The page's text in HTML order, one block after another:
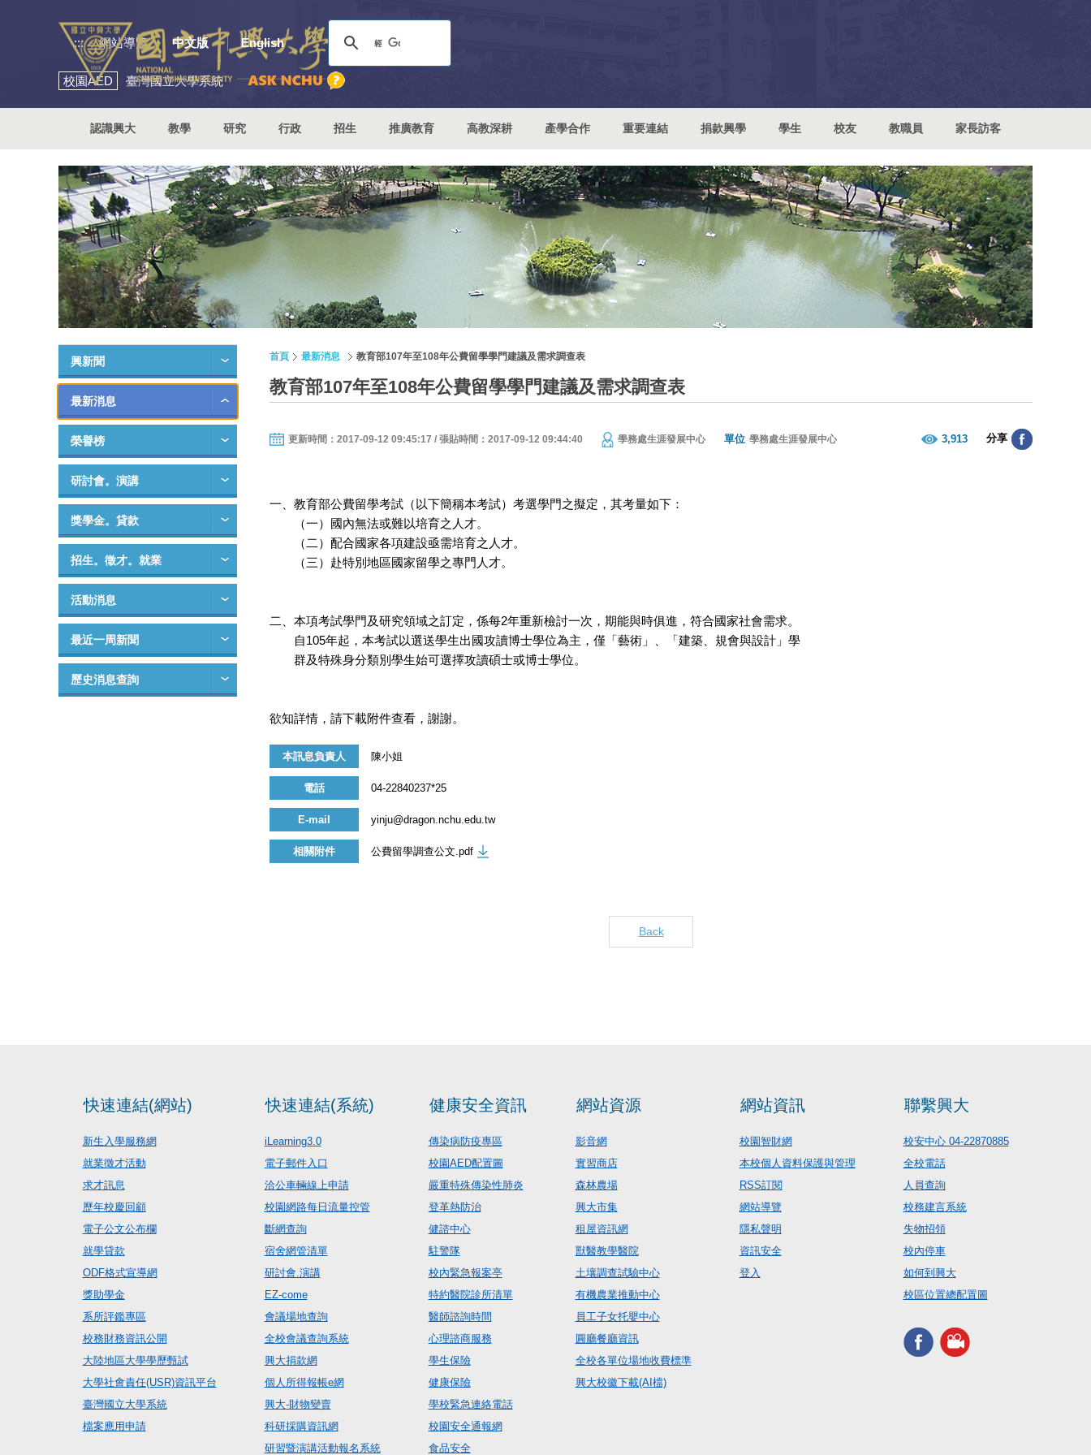
::: 網站導覽 中文版 English
校園AED 臺灣國立大學系統
認識興大 教學 研究 行政 招生 推廣教育 高教深耕 產學合作 重要連結 捐款興學 學生 校友 教職員 家長訪客
興新聞
最新消息
榮譽榜
研討會。演講
獎學金。貸款
招生。徵才。就業
活動消息
最近一周新聞
歷史消息查詢
首頁 最新消息 教育部107年至108年公費留學學門建議及需求調查表
教育部107年至108年公費留學學門建議及需求調查表
更新時間：2017-09-12 09:45:17 / 張貼時間：2017-09-12 09:44:40 學務處生涯發展中心 單位 學務處生涯發展中心 3,913 分享
一、教育部公費留學考試（以下簡稱本考試）考選學門之擬定，其考量如下：
（一）國內無法或難以培育之人才。
（二）配合國家各項建設亟需培育之人才。
（三）赴特別地區國家留學之專門人才。
二、本項考試學門及研究領域之訂定，係每2年重新檢討一次，期能與時俱進，符合國家社會需求。
自105年起，本考試以選送學生出國攻讀博士學位為主，僅「藝術」、「建築、規會與設計」學
群及特殊身分類別學生始可選擇攻讀碩士或博士學位。
欲知詳情，請下載附件查看，謝謝。
本訊息負責人 陳小姐
電話 04-22840237*25
E-mail yinju@dragon.nchu.edu.tw
相關附件 公費留學調查公文.pdf
Back
快速連結(網站)
新生入學服務網
就業徵才活動
求才訊息
歷年校慶回顧
電子公文公布欄
就學貸款
ODF格式宣導網
獎助學金
系所評鑑專區
校務財務資訊公開
大陸地區大學學歷甄試
大學社會責任(USR)資訊平台
臺灣國立大學系統
檔案應用申請
快速連結(系統)
iLearning3.0
電子郵件入口
洽公車輛線上申請
校園網路每日流量控管
斷網查詢
宿舍網管清單
研討會.演講
EZ-come
會議場地查詢
全校會議查詢系統
興大捐款網
個人所得報帳e網
興大-財物變賣
科研採購資訊網
研習暨演講活動報名系統
健康安全資訊
傳染病防疫專區
校園AED配置圖
嚴重特殊傳染性肺炎
登革熱防治
健諮中心
駐警隊
校內緊急報案亭
特約醫院診所清單
醫師諮詢時間
心理諮商服務
學生保險
健康保險
學校緊急連絡電話
校園安全通報網
食品安全
網站資源
影音網
實習商店
森林農場
興大市集
租屋資訊網
獸醫教學醫院
土壤調查試驗中心
有機農業推動中心
員工子女托嬰中心
圓廳餐廳資訊
全校各單位場地收費標準
興大校徽下載(AI檔)
網站資訊
校園智財網
本校個人資料保護與管理
RSS訂閱
網站導覽
隱私聲明
資訊安全
登入
聯繫興大
校安中心 04-22870885
全校電話
人員查詢
校務建言系統
失物招領
校內停車
如何到興大
校區位置總配置圖